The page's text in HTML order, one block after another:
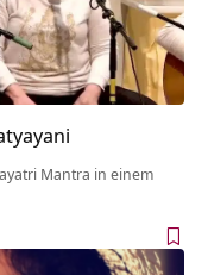
Mantra in einem